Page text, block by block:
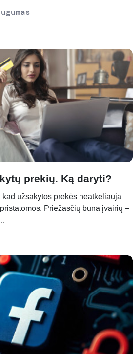
prekių. Ką daryti?
kad užsakytos prekės neatkeliauja
Priežasčių būna įvairių –